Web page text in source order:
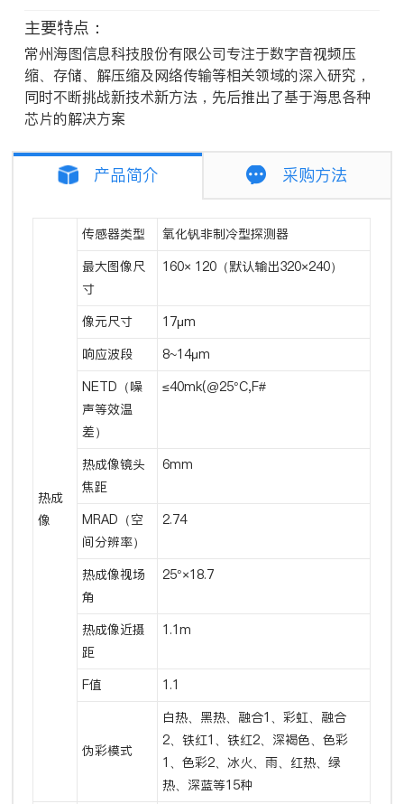
主要特点：
常州海图信息科技股份有限公司专注于数字音视频压
缩、存储、解压缩及网络传输等相关领域的深入研究，
同时不断挑战新技术新方法，先后推出了基于海思各种
芯片的解决方案
产品简介 采购方法
热成
像
传感器类型 氧化钒非制冷型探测器
最大图像尺
寸
160× 120（默认输出320×240）
像元尺寸 17μm
响应波段 8~14μm
NETD（噪
声等效温
差）
≤40mk(@25°C,F#
热成像镜头
焦距
6mm
MRAD（空
间分辨率）
2.74
热成像视场
角
25°×18.7
热成像近摄
距
1.1m
F值 1.1
伪彩模式
白热、黑热、融合1、彩虹、融合
2、铁红1、铁红2、深褐色、色彩
1、色彩2、冰火、雨、红热、绿
热、深蓝等15种